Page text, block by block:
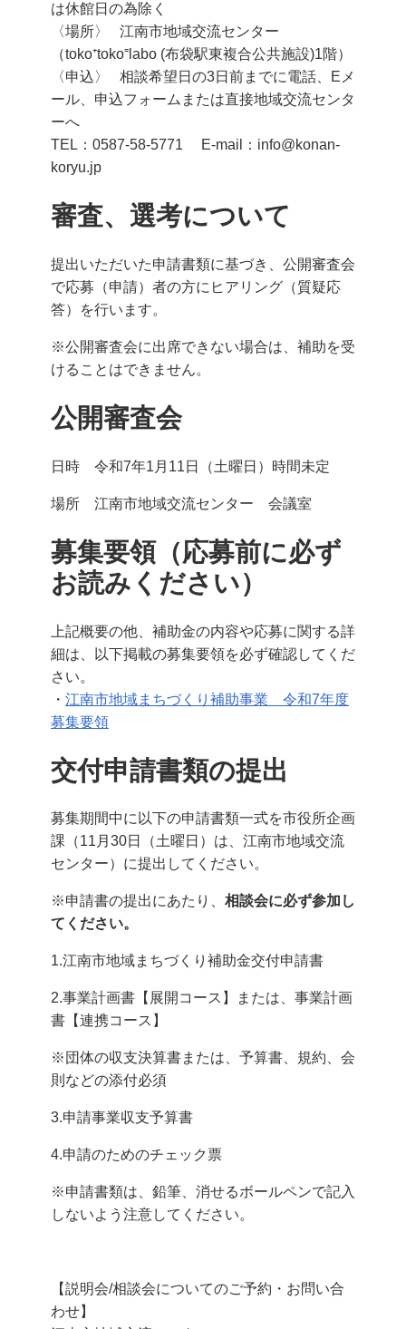
は休館日の為除く
〈場所〉 江南市地域交流センター
（toko⁺toko⁼labo (布袋駅東複合公共施設)1階）
〈申込〉 相談希望日の3日前までに電話、Eメ
ール、申込フォームまたは直接地域交流センタ
ーへ
TEL：0587-58-5771 E-mail：info@konan-
koryu.jp
審査、選考について
提出いただいた申請書類に基づき、公開審査会
で応募（申請）者の方にヒアリング（質疑応
答）を行います。
※公開審査会に出席できない場合は、補助を受
けることはできません。
公開審査会
日時 令和7年1月11日（土曜日）時間未定
場所 江南市地域交流センター 会議室
募集要領（応募前に必ず
お読みください）
上記概要の他、補助金の内容や応募に関する詳
細は、以下掲載の募集要領を必ず確認してくだ
さい。
・ 江南市地域まちづくり補助事業 令和7年度
募集要領
交付申請書類の提出
募集期間中に以下の申請書類一式を市役所企画
課（11月30日（土曜日）は、江南市地域交流
センター）に提出してください。
※申請書の提出にあたり、 相談会に必ず参加し
てください。
1.江南市地域まちづくり補助金交付申請書
2.事業計画書【展開コース】または、事業計画
書【連携コース】
※団体の収支決算書または、予算書、規約、会
則などの添付必須
3.申請事業収支予算書
4.申請のためのチェック票
※申請書類は、鉛筆、消せるボールペンで記入
しないよう注意してください。
【説明会/相談会についてのご予約・お問い合
わせ】